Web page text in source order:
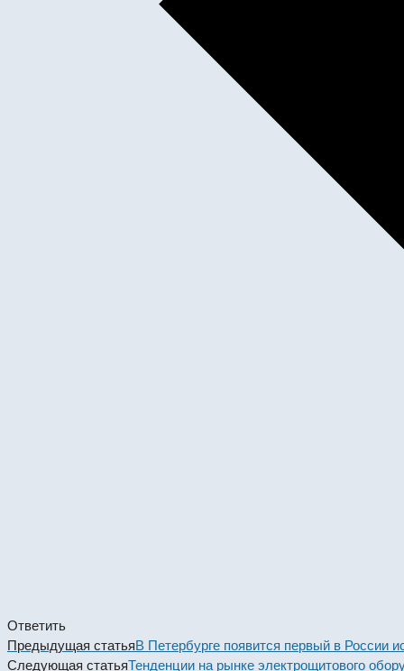
Ответить
Read
Предыдущая статьяВ Петербурге появится первый в России
Следующая статьяТенденции на рынке электрощитового